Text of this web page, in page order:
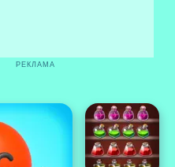
РЕКЛАМА